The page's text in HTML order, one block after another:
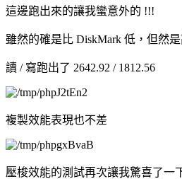
這邊跑出來的讓我蠻意外的 !!!
雖然的確是比 DiskMark 低，但然
讀 / 寫跑出了 2642.92 / 1812.56
複製效能表現也不差
壓梭效能的測試再次讓我驚喜了一